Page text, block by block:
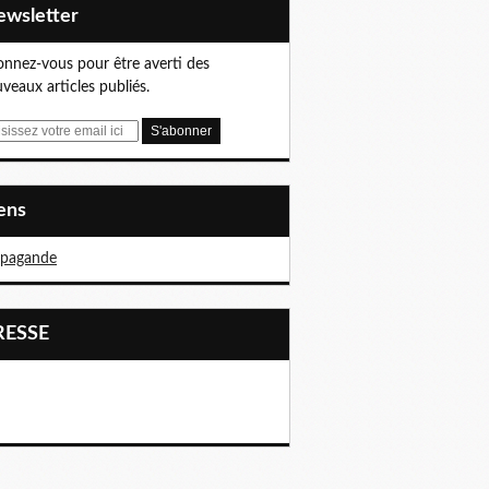
vous pour être averti des
articles publiés.